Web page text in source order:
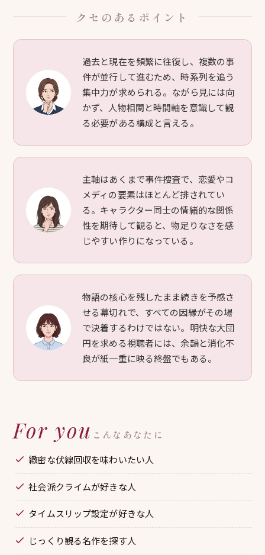
クセのあるポイント
過去と現在を頻繁に往復し、複数の事
件が並行して進むため、時系列を追う
集中力が求められる。ながら見には向
かず、人物相関と時間軸を意識して観
る必要がある構成と言える。
主軸はあくまで事件捜査で、恋愛やコ
メディの要素はほとんど排されてい
る。キャラクター同士の情緒的な関係
性を期待して観ると、物足りなさを感
じやすい作りになっている。
物語の核心を残したまま続きを予感さ
せる幕切れで、すべての因縁がその場
で決着するわけではない。明快な大団
円を求める視聴者には、余韻と消化不
良が紙一重に映る終盤でもある。
For you こんなあなたに
緻密な伏線回収を味わいたい人
社会派クライムが好きな人
タイムスリップ設定が好きな人
じっくり観る名作を探す人